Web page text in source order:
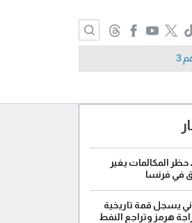
3
المكالمات يغير
في فرنسا
يسجل قمة تاريخية
هرمز وتراجع النفط